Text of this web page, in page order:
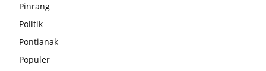
Pinrang
Politik
Pontianak
Populer